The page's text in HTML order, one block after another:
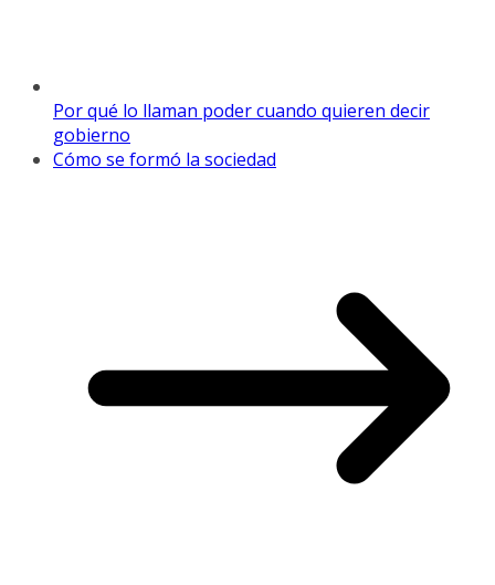
Por qué lo llaman poder cuando quieren decir
gobierno
Cómo se formó la sociedad